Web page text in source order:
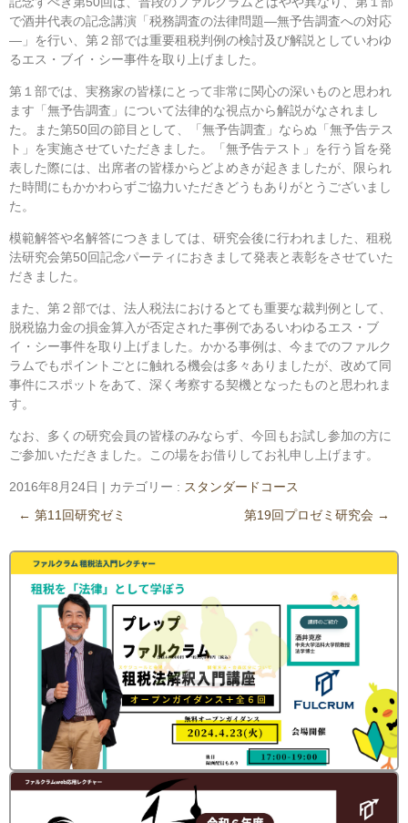
で酒井代表の記念講演「税務調査の法律問題―無予告調査への対応
―」を行い、第２部では重要租税判例の検討及び解説としていわゆ
るエス・ブイ・シー事件を取り上げました。
第１部では、実務家の皆様にとって非常に関心の深いものと思われ
ます「無予告調査」について法律的な視点から解説がなされまし
た。また第50回の節目として、「無予告調査」ならぬ「無予告テス
ト」を実施させていただきました。「無予告テスト」を行う旨を発
表した際には、出席者の皆様からどよめきが起きましたが、限られ
た時間にもかかわらずご協力いただきどうもありがとうございまし
た。
模範解答や名解答につきましては、研究会後に行われました、租税
法研究会第50回記念パーティにおきまして発表と表彰をさせていた
だきました。
また、第２部では、法人税法におけるとても重要な裁判例として、
脱税協力金の損金算入が否定された事例であるいわゆるエス・ブ
イ・シー事件を取り上げました。かかる事例は、今までのファルク
ラムでもポイントごとに触れる機会は多々ありましたが、改めて同
事件にスポットをあて、深く考察する契機となったものと思われま
す。
なお、多くの研究会員の皆様のみならず、今回もお試し参加の方に
ご参加いただきました。この場をお借りしてお礼申し上げます。
2016年8月24日 | カテゴリー : スタンダードコース
← 第11回研究ゼミ 第19回プロゼミ研究会 →